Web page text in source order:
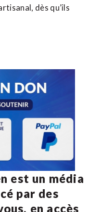
dès qu’ils
est un média
par des
en accès